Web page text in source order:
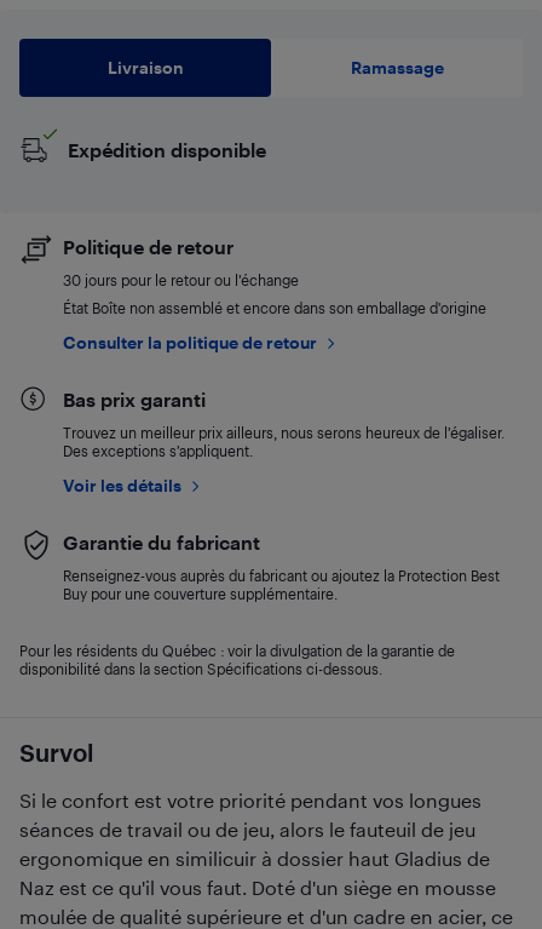
Survol
Si le confort est votre priorité pendant vos longues
séances de travail ou de jeu, alors le fauteuil de jeu
ergonomique en similicuir à dossier haut Gladius de
Naz est ce qu'il vous faut. Doté d'un siège en mousse
moulée de qualité supérieure et d'un cadre en acier, ce
Livraison Ramassage
Expédition disponible
Politique de retour
30 jours pour le retour ou l’échange
État Boîte non assemblé et encore dans son emballage d'origine
Consulter la politique de retour
Bas prix garanti
Trouvez un meilleur prix ailleurs, nous serons heureux de l’égaliser.
Des exceptions s’appliquent.
Voir les détails
Garantie du fabricant
Renseignez-vous auprès du fabricant ou ajoutez la Protection Best
Buy pour une couverture supplémentaire.
Pour les résidents du Québec : voir la divulgation de la garantie de
disponibilité dans la section Spécifications ci-dessous.